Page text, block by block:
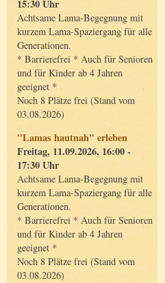
15:30 Uhr
Achtsame Lama-Begegnung mit
kurzem Lama-Spaziergang für alle
Generationen.
* Barrierefrei * Auch für Senioren
und für Kinder ab 4 Jahren
geeignet *
Noch 8 Plätze frei (Stand vom
03.08.2026)
"Lamas hautnah" erleben
Freitag, 11.09.2026, 16:00 -
17:30 Uhr
Achtsame Lama-Begegnung mit
kurzem Lama-Spaziergang für alle
Generationen.
* Barrierefrei * Auch für Senioren
und für Kinder ab 4 Jahren
geeignet *
Noch 8 Plätze frei (Stand vom
03.08.2026)